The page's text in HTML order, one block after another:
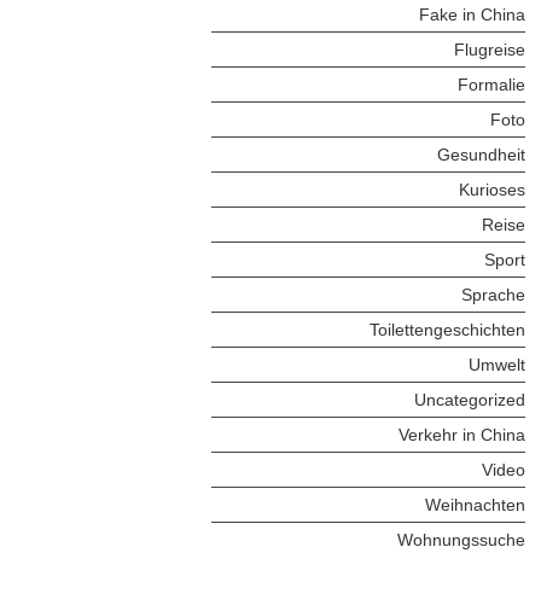
Fake in China
Flugreise
Formalie
Foto
Gesundheit
Kurioses
Reise
Sport
Sprache
Toilettengeschichten
Umwelt
Uncategorized
Verkehr in China
Video
Weihnachten
Wohnungssuche